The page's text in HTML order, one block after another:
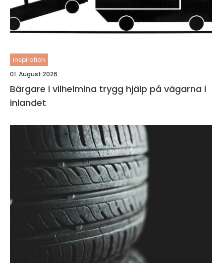
inspiration
01. August 2026
Bärgare i vilhelmina trygg hjälp på vägarna i
inlandet